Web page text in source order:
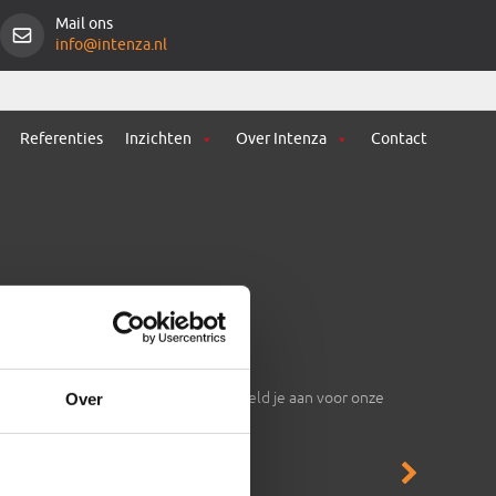
Over
Mail ons
info@intenza.nl
Referenties Inzichten Over Intenza Contact
Laat je inspireren. Meld je aan voor onze